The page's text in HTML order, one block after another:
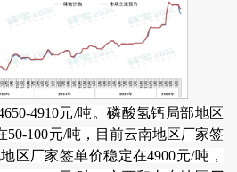
4910元/吨。磷酸氢钙局部地区
50-100元/吨，目前云南地区厂家签
区厂家签单价稳定在4900元/吨，